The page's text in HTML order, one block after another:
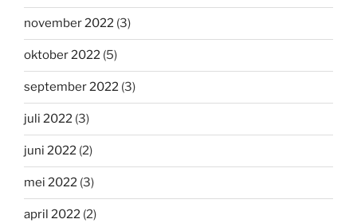
november 2022 (3)
oktober 2022 (5)
september 2022 (3)
juli 2022 (3)
juni 2022 (2)
mei 2022 (3)
april 2022 (2)